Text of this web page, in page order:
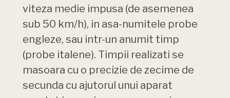
viteza medie impusa (de asemenea
sub 50 km/h), in asa-numitele probe
engleze, sau intr-un anumit timp
(probe italene). Timpii realizati se
masoara cu o precizie de zecime de
secunda cu ajutorul unui aparat